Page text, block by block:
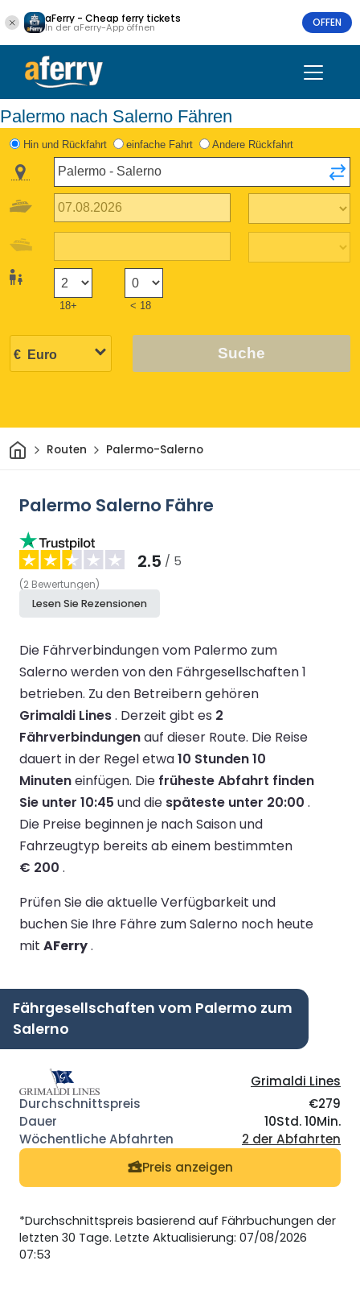
aFerry - Cheap ferry tickets
In der aFerry-App öffnen OFFEN
Palermo nach Salerno Fähren
Hin und Rückfahrt einfache Fahrt Andere Rückfahrt
18+ < 18
Suche
HeimRouten Palermo-Salerno
Palermo Salerno Fähre
2.5 / 5
(2 Bewertungen)
Lesen Sie Rezensionen
Die Fährverbindungen vom Palermo zum
Salerno werden von den Fährgesellschaften 1
betrieben. Zu den Betreibern gehören
Grimaldi Lines. Derzeit gibt es 2
Fährverbindungenauf dieser Route. Die Reise
dauert in der Regel etwa10 Stunden 10
Minuteneinfügen. Die früheste Abfahrt finden
Sie unter 10:45 und die späteste unter 20:00 .
Die Preise beginnen je nach Saison und
Fahrzeugtyp bereits ab einem bestimmten
€ 200 .
Prüfen Sie die aktuelle Verfügbarkeit und
buchen Sie Ihre Fähre zum Salerno noch heute
mit AFerry.
Fährgesellschaften vom Palermo zum
Salerno
Grimaldi Lines
€279
10Std. 10Min.
2 der Abfahrten
Preis anzeigen
*Durchschnittspreis basierend auf Fährbuchungen der
letzten 30 Tage. Letzte Aktualisierung: 07/08/2026
07:53